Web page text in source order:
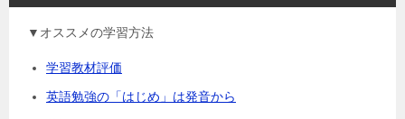
▼オススメの学習方法
学習教材評価
英語勉強の「はじめ」は発音から